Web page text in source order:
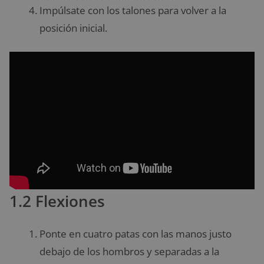
Impúlsate con los talones para volver a la
posición inicial.
1.2 Flexiones
Ponte en cuatro patas con las manos justo
debajo de los hombros y separadas a la